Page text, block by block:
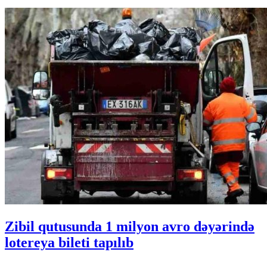
Zibil qutusunda 1 milyon avro dəyərində
lotereya bileti tapılıb